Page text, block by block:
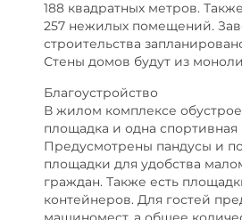
188 квадратных метров.
257 нежилых помещений.
строительства
Стены домов будут из
Благоустройство
В жилом комплексе
площадка и одна
Предусмотрены пандусы и
площадки для удобства
граждан. Также есть
контейнеров. Для гостей